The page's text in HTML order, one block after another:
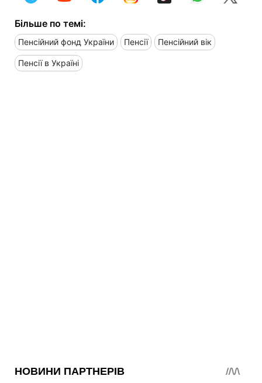
Більше по темі:
Пенсійний фонд України Пенсії Пенсійний вік
Пенсії в Україні